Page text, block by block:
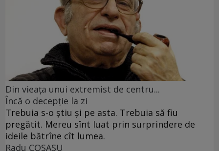
Din vieaţa unui extremist de centru...
Încă o decepţie la zi
Trebuia s-o ştiu şi pe asta. Trebuia să fiu
pregătit. Mereu sînt luat prin surprindere de
ideile bătrîne cît lumea.
Radu COSAŞU